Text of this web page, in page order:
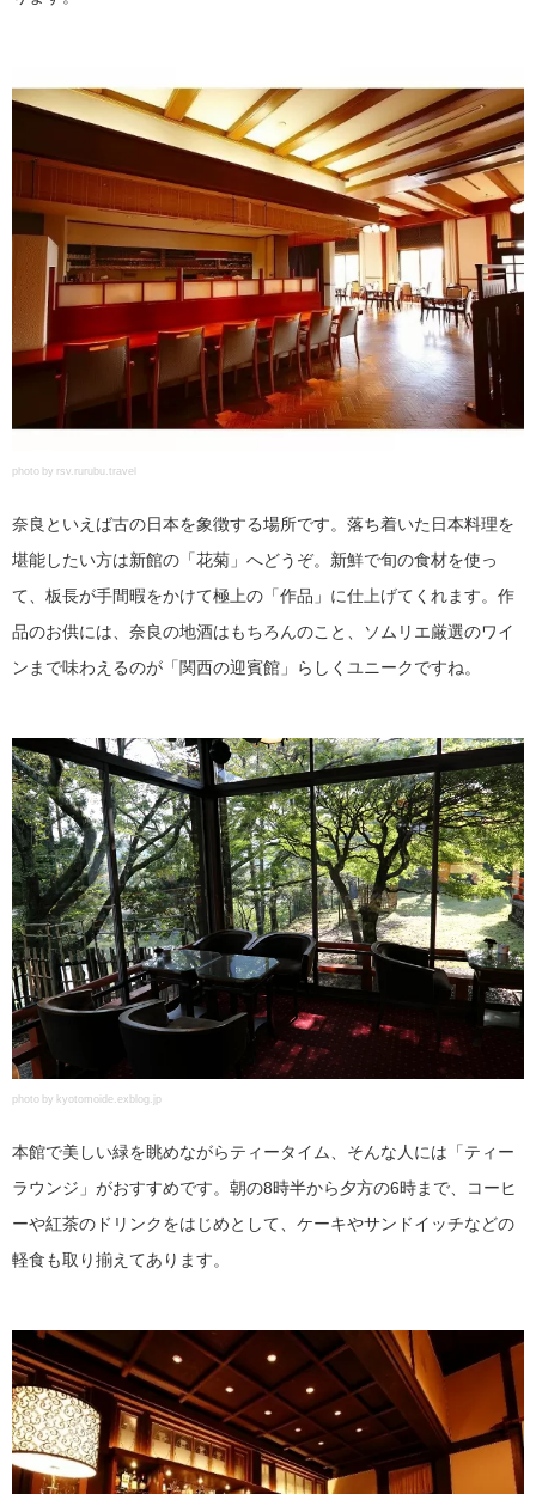
photo by rsv.rurubu.travel
奈良といえば古の日本を象徴する場所です。落ち着いた日本料理を
堪能したい方は新館の「花菊」へどうぞ。新鮮で旬の食材を使っ
て、板長が手間暇をかけて極上の「作品」に仕上げてくれます。作
品のお供には、奈良の地酒はもちろんのこと、ソムリエ厳選のワイ
ンまで味わえるのが「関西の迎賓館」らしくユニークですね。
photo by kyotomoide.exblog.jp
本館で美しい緑を眺めながらティータイム、そんな人には「ティー
ラウンジ」がおすすめです。朝の8時半から夕方の6時まで、コーヒ
ーや紅茶のドリンクをはじめとして、ケーキやサンドイッチなどの
軽食も取り揃えてあります。